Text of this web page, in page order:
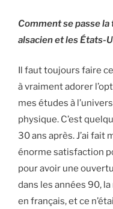
Comment se passe
alsacien et les États-
Il faut toujours faire ce
à vraiment adorer
mes études à
physique. C’est
30 ans après. J’ai fait
énorme satisfaction
pour avoir une
dans les années 90,
en français, et ce